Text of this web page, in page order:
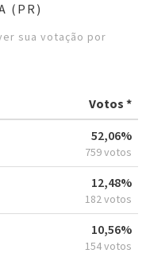
(PR)
sua votação por
Votos *
52,06%
759 votos
12,48%
182 votos
10,56%
154 votos